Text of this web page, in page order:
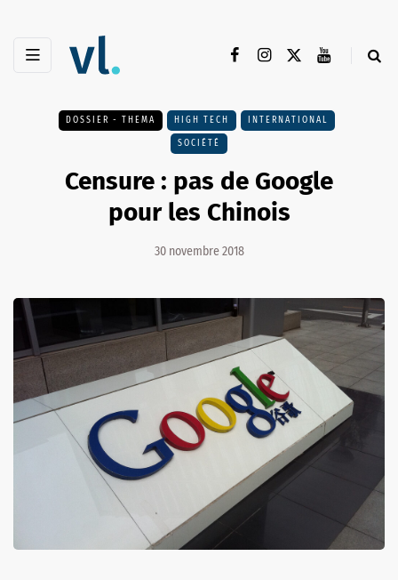
DOSSIER - THEMA HIGH TECH INTERNATIONAL
SOCIÉTÉ
Censure : pas de Google
pour les Chinois
30 novembre 2018